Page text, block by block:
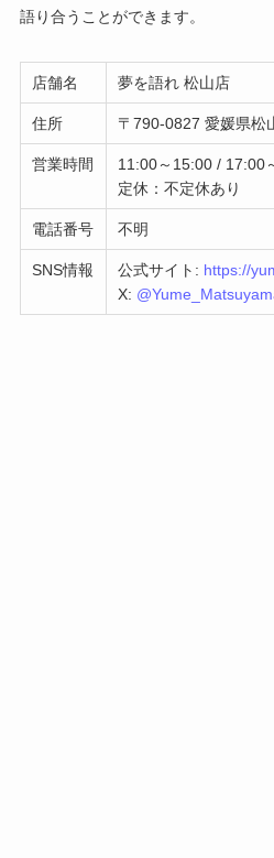
語り合うことができます。
店舗名 夢を語れ 松山店
住所 〒790-0827 愛媛県松
営業時間
11:00～15:00 / 17:00
定休：不定休あり
電話番号 不明
SNS情報 公式サイト: https://
X: